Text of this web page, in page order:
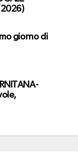
giorno di